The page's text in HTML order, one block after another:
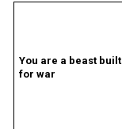
You are a beast built
for war